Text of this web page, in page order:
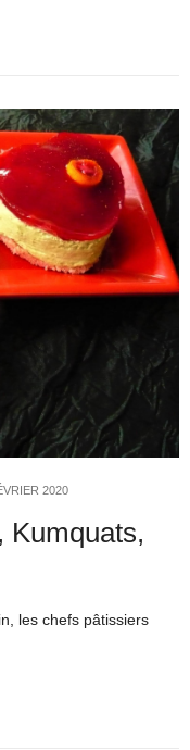
2020
Kumquats,
les chefs pâtissiers